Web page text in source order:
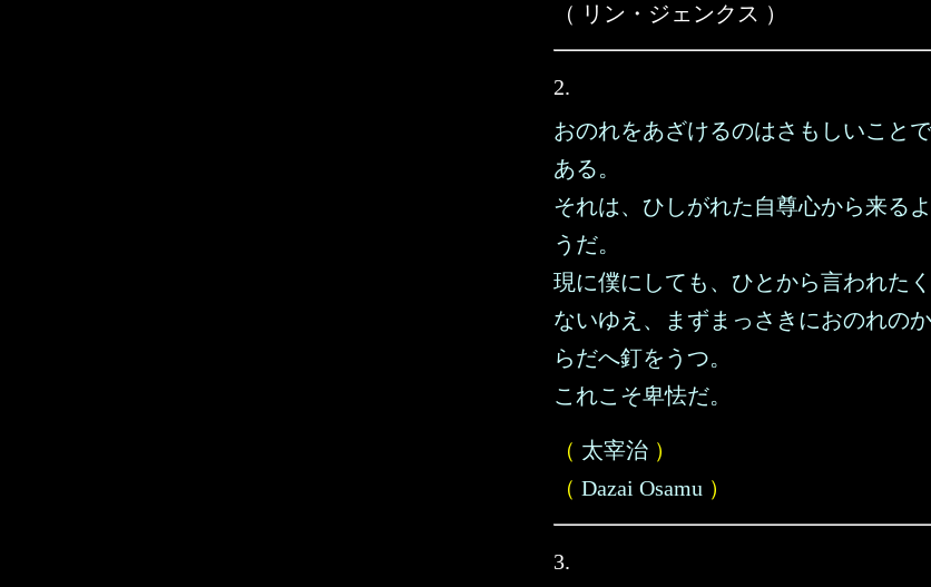
（ リン・ジェンクス ）
2.
おのれをあざけるのはさもしいことで
ある。
それは、ひしがれた自尊心から来るよ
うだ。
現に僕にしても、ひとから言われたく
ないゆえ、まずまっさきにおのれのか
らだへ釘をうつ。
これこそ卑怯だ。
（ 太宰治 ）
（ Dazai Osamu ）
3.